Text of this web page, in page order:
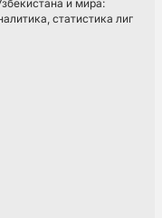
и мира:
статистика лиг